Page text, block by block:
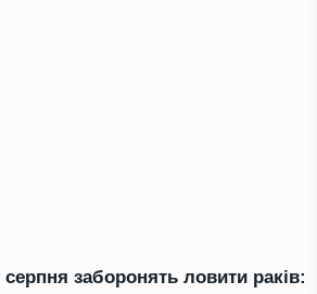
заборонять ловити раків: